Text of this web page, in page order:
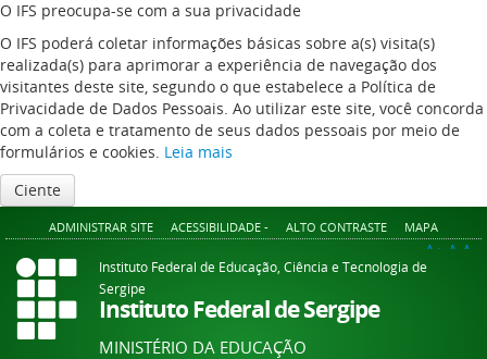
O IFS preocupa-se com a sua privacidade
O IFS poderá coletar informações básicas sobre a(s) visita(s)
realizada(s) para aprimorar a experiência de navegação dos
visitantes deste site, segundo o que estabelece a Política de
Privacidade de Dados Pessoais. Ao utilizar este site, você concorda
com a coleta e tratamento de seus dados pessoais por meio de
formulários e cookies. Leia mais
Ciente
ADMINISTRAR SITE ACESSIBILIDADE - ALTO CONTRASTE MAPA
A+ A A-
Instituto Federal de Educação, Ciência e Tecnologia de
Sergipe
Instituto Federal de Sergipe
MINISTÉRIO DA EDUCAÇÃO